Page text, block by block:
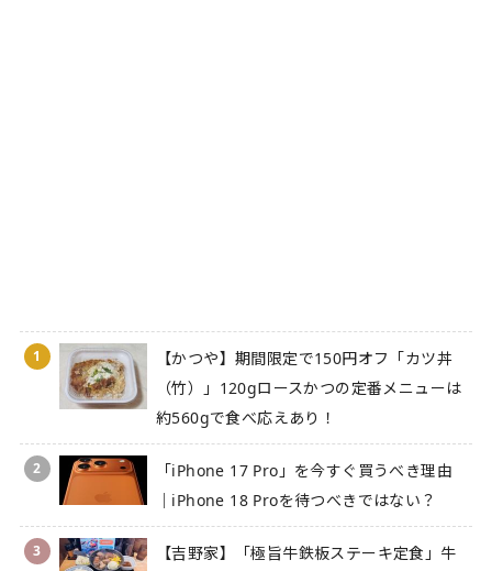
1
【かつや】期間限定で150円オフ「カツ丼
（竹）」120gロースかつの定番メニューは
約560gで食べ応えあり！
2
「iPhone 17 Pro」を今すぐ買うべき理由
｜iPhone 18 Proを待つべきではない？
3
【吉野家】「極旨牛鉄板ステーキ定食」牛